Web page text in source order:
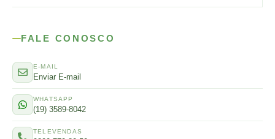
FALE CONOSCO
E-MAIL
Enviar E-mail
WHATSAPP
(19) 3589-8042
TELEVENDAS